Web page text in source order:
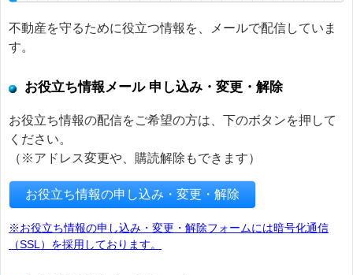
不動産を守るために役立つ情報を、メールで配信していま
す。
お役立ち情報メール 申し込み・変更・解除
お役立ち情報の配信をご希望の方は、下のボタンを押して
ください。
（※アドレス変更や、購読解除もできます）
お役立ち情報の申し込み・変更・解除
※お役立ち情報の申し込み・変更・解除フォームには暗号化通信
（SSL）を採用しております。